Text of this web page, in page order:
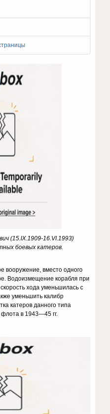
(15.IX.1909-16.VI.1993)
боевых катеров.
вооружение, вместо одного
Водоизмещение корабля при
хода уменьшилась с
уменьшить калибр
катеров данного типа
в 1943—45 гг.